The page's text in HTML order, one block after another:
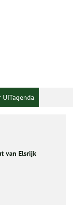
van Elsrijk